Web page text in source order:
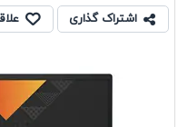
اشتراک گذاری